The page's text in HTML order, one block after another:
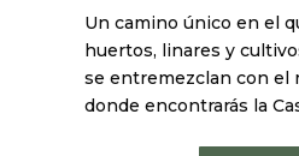
Un camino único en el
huertos, linares y
se entremezclan con el
donde encontrarás la